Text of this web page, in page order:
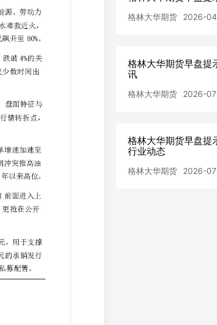
格林大华期货 2026-
格林大华期货早盘提
讯
格林大华期货 2026-
格林大华期货早盘提
行业动态
格林大华期货 2026-